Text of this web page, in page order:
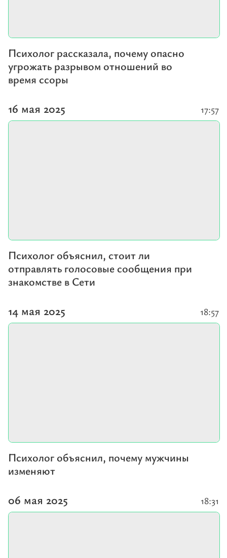
Психолог рассказала, почему опасно
угрожать разрывом отношений во
время ссоры
16 мая 2025
Психолог объяснил, стоит ли
отправлять голосовые сообщения при
знакомстве в Сети
17:57
14 мая 2025
Психолог объяснил, почему мужчины
изменяют
18:57
06 мая 2025 18:31